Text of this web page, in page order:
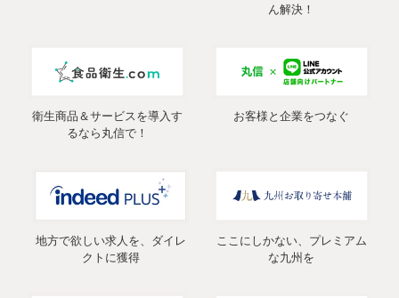
ん解決！
衛生商品＆サービスを導入す
るなら丸信で！
お客様と企業をつなぐ
地方で欲しい求人を、ダイレ
クトに獲得
ここにしかない、プレミアム
な九州を